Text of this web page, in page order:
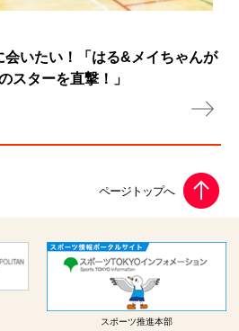
会いたい！「はる&メイちゃんが
スターを直撃！」
スポーツ推進本部